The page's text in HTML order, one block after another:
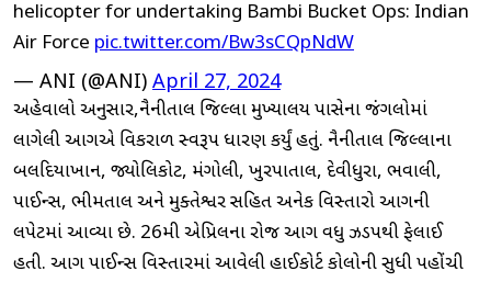
helicopter for undertaking Bambi Bucket Ops: Indian
Air Force pic.twitter.com/Bw3sCQpNdW
— ANI (@ANI) April 27, 2024
અહેવાલો અનુસાર,નૈનીતાલ જિલ્લા મુખ્યાલય પાસેના જંગલોમાં
લાગેલી આગએ વિકરાળ સ્વરૂપ ધારણ કર્યું હતું. નૈનીતાલ જિલ્લાના
બલદિયાખાન, જ્યોલિકોટ, મંગોલી, ખુરપાતાલ, દેવીધુરા, ભવાલી,
પાઈન્સ, ભીમતાલ અને મુક્તેશ્વર સહિત અનેક વિસ્તારો આગની
લપેટમાં આવ્યા છે. 26મી એપ્રિલના રોજ આગ વધુ ઝડપથી ફેલાઈ
હતી. આગ પાઈન્સ વિસ્તારમાં આવેલી હાઈકોર્ટ કોલોની સુધી પહોંચી